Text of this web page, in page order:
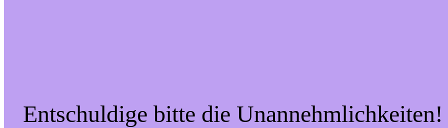
Entschuldige bitte die